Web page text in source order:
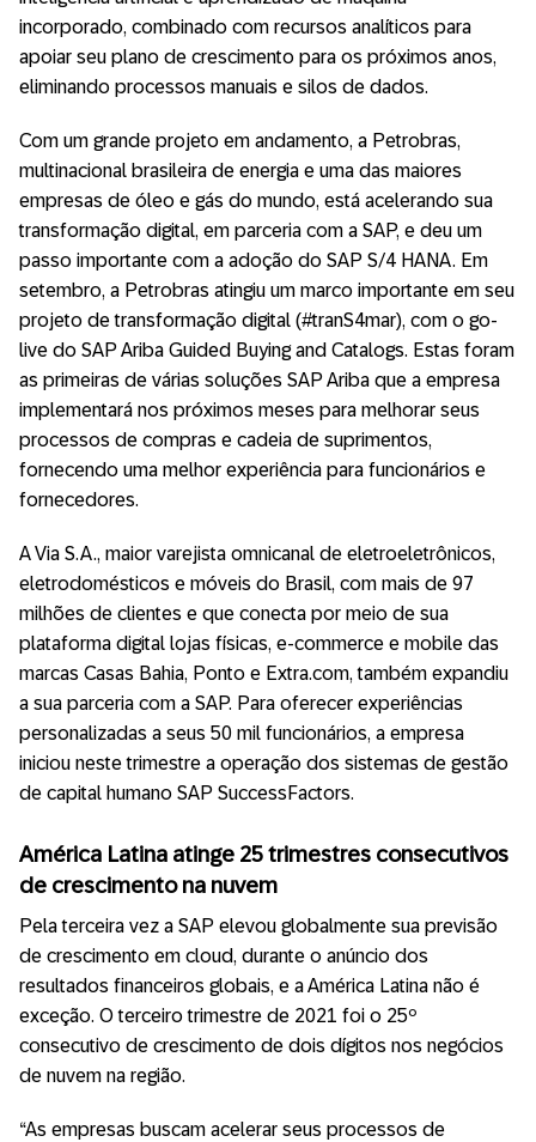
incorporado, combinado com recursos analíticos para
apoiar seu plano de crescimento para os próximos anos,
eliminando processos manuais e silos de dados.
Com um grande projeto em andamento, a Petrobras,
multinacional brasileira de energia e uma das maiores
empresas de óleo e gás do mundo, está acelerando sua
transformação digital, em parceria com a SAP, e deu um
passo importante com a adoção do SAP S/4 HANA. Em
setembro, a Petrobras atingiu um marco importante em seu
projeto de transformação digital (#tranS4mar), com o go-
live do SAP Ariba Guided Buying and Catalogs. Estas foram
as primeiras de várias soluções SAP Ariba que a empresa
implementará nos próximos meses para melhorar seus
processos de compras e cadeia de suprimentos,
fornecendo uma melhor experiência para funcionários e
fornecedores.
A Via S.A., maior varejista omnicanal de eletroeletrônicos,
eletrodomésticos e móveis do Brasil, com mais de 97
milhões de clientes e que conecta por meio de sua
plataforma digital lojas físicas, e-commerce e mobile das
marcas Casas Bahia, Ponto e Extra.com, também expandiu
a sua parceria com a SAP. Para oferecer experiências
personalizadas a seus 50 mil funcionários, a empresa
iniciou neste trimestre a operação dos sistemas de gestão
de capital humano SAP SuccessFactors.
América Latina atinge 25 trimestres consecutivos
de crescimento na nuvem
Pela terceira vez a SAP elevou globalmente sua previsão
de crescimento em cloud, durante o anúncio dos
resultados financeiros globais, e a América Latina não é
exceção. O terceiro trimestre de 2021 foi o 25º
consecutivo de crescimento de dois dígitos nos negócios
de nuvem na região.
“As empresas buscam acelerar seus processos de